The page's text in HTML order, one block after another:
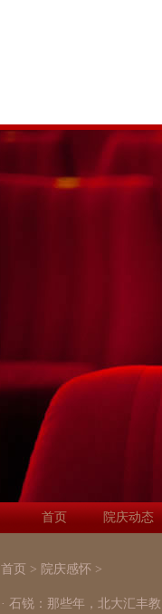
首页 院庆动态
首页 > 院庆感怀 >
· 石锐：那些年，北大汇丰教